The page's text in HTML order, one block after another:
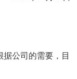
公司的需要，目